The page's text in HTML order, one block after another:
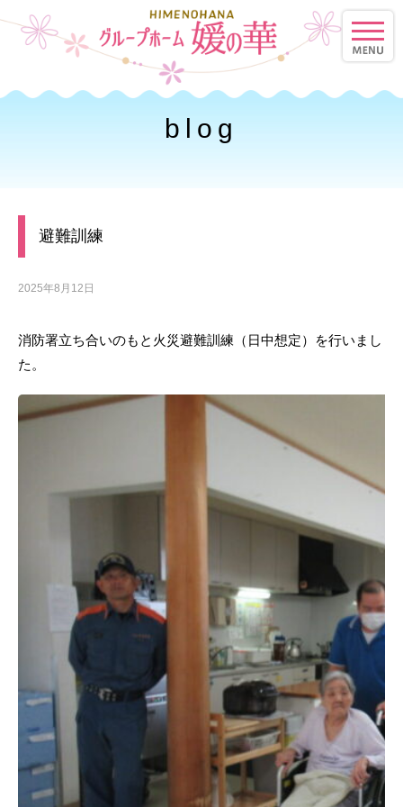
blog
避難訓練
2025年8月12日
消防署立ち合いのもと火災避難訓練（日中想定）を行いまし
た。